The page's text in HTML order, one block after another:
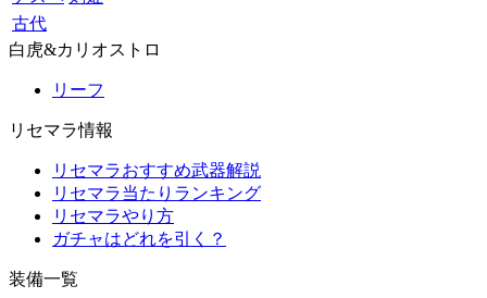
古代
白虎&カリオストロ
リーフ
リセマラ情報
リセマラおすすめ武器解説
リセマラ当たりランキング
リセマラやり方
ガチャはどれを引く？
装備一覧